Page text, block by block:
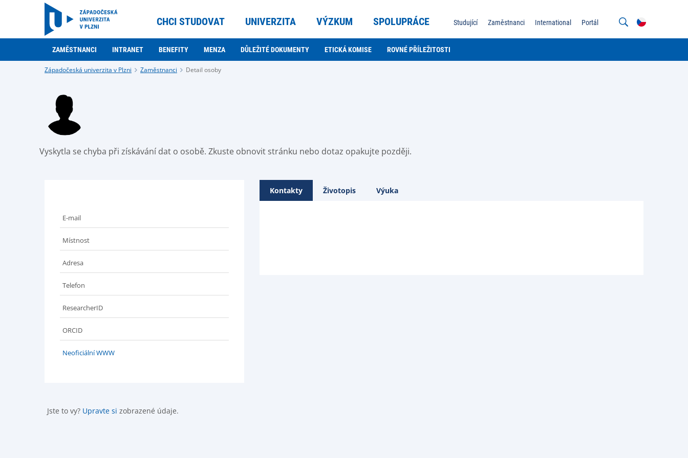
CHCI STUDOVAT UNIVERZITA VÝZKUM SPOLUPRÁCE Studující Zaměstnanci International Portál
ZAMĚSTNANCI INTRANET BENEFITY MENZA DŮLEŽITÉ DOKUMENTY ETICKÁ KOMISE ROVNÉ PŘÍLEŽITOSTI
Západočeská univerzita v Plzni Zaměstnanci Detail osoby
Vyskytla se chyba při získávání dat o osobě. Zkuste obnovit stránku nebo dotaz opakujte později.
E-mail
Místnost
Adresa
Telefon
ResearcherID
ORCID
Neoficiální WWW
Jste to vy? Upravte si zobrazené údaje.
Kontakty Životopis Výuka